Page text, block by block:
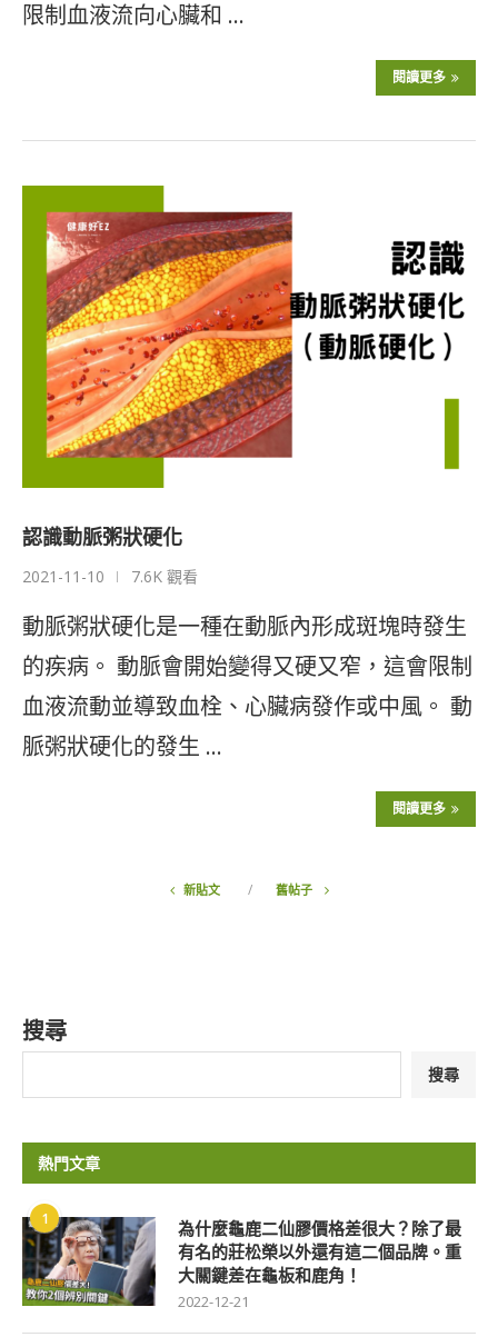
限制血液流向心臟和 …
閱讀更多
認識動脈粥狀硬化
2021-11-10 7.6K 觀看
動脈粥狀硬化是一種在動脈內形成斑塊時發生
的疾病。 動脈會開始變得又硬又窄，這會限制
血液流動並導致血栓、心臟病發作或中風。 動
脈粥狀硬化的發生 …
閱讀更多
新貼文 舊帖子
搜尋
搜尋
熱門文章
1
為什麼龜鹿二仙膠價格差很大？除了最
有名的莊松榮以外還有這二個品牌。重
大關鍵差在龜板和鹿角！
2022-12-21